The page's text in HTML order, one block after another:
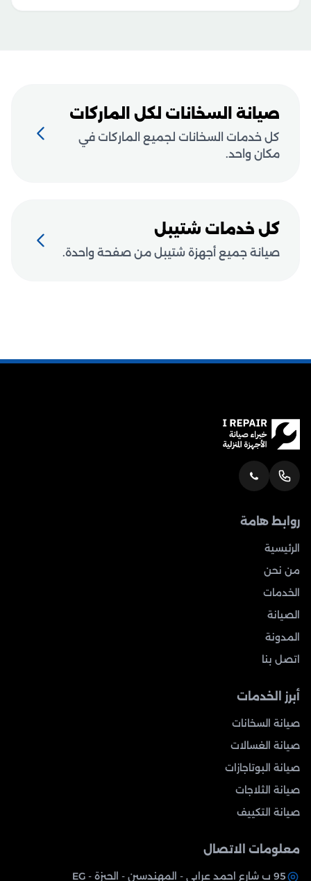
صيانة السخانات لكل الماركات
كل خدمات السخانات لجميع الماركات في
مكان واحد.
كل خدمات شتيبل
صيانة جميع أجهزة شتيبل من صفحة واحدة.
روابط هامة
الرئيسية
من نحن
الخدمات
الصيانة
المدونة
اتصل بنا
أبرز الخدمات
صيانة السخانات
صيانة الغسالات
صيانة البوتاجازات
صيانة الثلاجات
صيانة التكييف
معلومات الاتصال
95 ب شارع احمد عرابي - المهندسين - الجيزة - EG